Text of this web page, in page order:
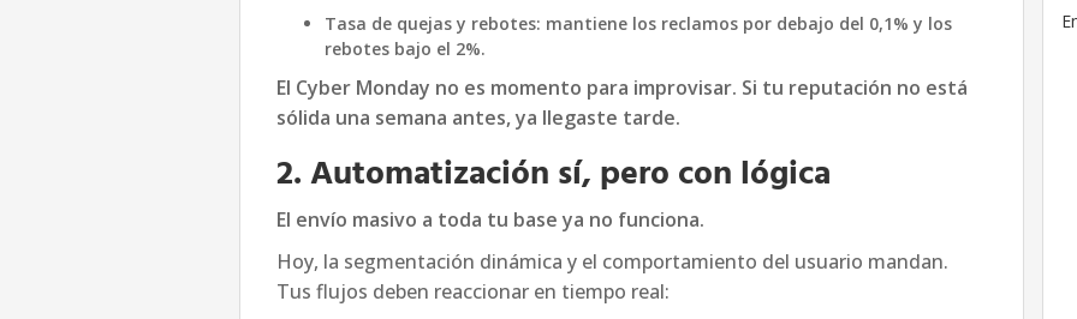
Tasa de quejas y rebotes: mantiene los reclamos por debajo del 0,1% y los
rebotes bajo el 2%.
El Cyber Monday no es momento para improvisar. Si tu reputación no está
sólida una semana antes, ya llegaste tarde.
2. Automatización sí, pero con lógica
El envío masivo a toda tu base ya no funciona.
Hoy, la segmentación dinámica y el comportamiento del usuario mandan.
Tus flujos deben reaccionar en tiempo real: